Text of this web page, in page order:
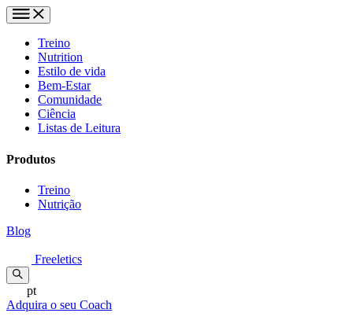
Treino
Nutrition
Estilo de vida
Bem-Estar
Comunidade
Ciência
Listas de Leitura
Produtos
Treino
Nutrição
Blog
Freeletics
pt
Adquira o seu Coach